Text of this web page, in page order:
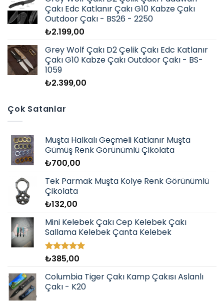
Çakı Edc Katlanır Çakı G10 Kabze Çakı
Outdoor Çakı - BS26 - 2250
₺2.199,00
Grey Wolf Çakı D2 Çelik Çakı Edc Katlanır
Çakı G10 Kabze Çakı Outdoor Çakı - BS-
1059
₺2.399,00
Çok Satanlar
Muşta Halkalı Geçmeli Katlanır Muşta
Gümüş Renk Görünümlü Çikolata
₺700,00
Tek Parmak Muşta Kolye Renk Görünümlü
Çikolata
₺132,00
Mini Kelebek Çakı Cep Kelebek Çakı
Sallama Kelebek Çanta Kelebek
5 üzerinden
oy
aldı
₺385,00
Columbia Tiger Çakı Kamp Çakısı Aslanlı
Çakı - K20